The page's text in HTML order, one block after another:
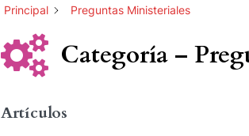
Principal Preguntas Ministeriales
Categoría –
Artículos